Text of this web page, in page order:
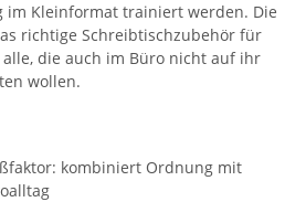
im Kleinformat trainiert werden. Die
richtige Schreibtischzubehör für
die auch im Büro nicht auf ihr
wollen.
kombiniert Ordnung mit